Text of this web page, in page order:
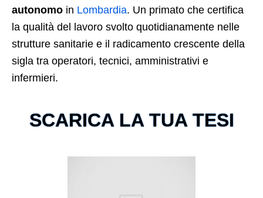
autonomo in Lombardia. Un primato che certifica
la qualità del lavoro svolto quotidianamente nelle
strutture sanitarie e il radicamento crescente della
sigla tra operatori, tecnici, amministrativi e
infermieri.
SCARICA LA TUA TESI